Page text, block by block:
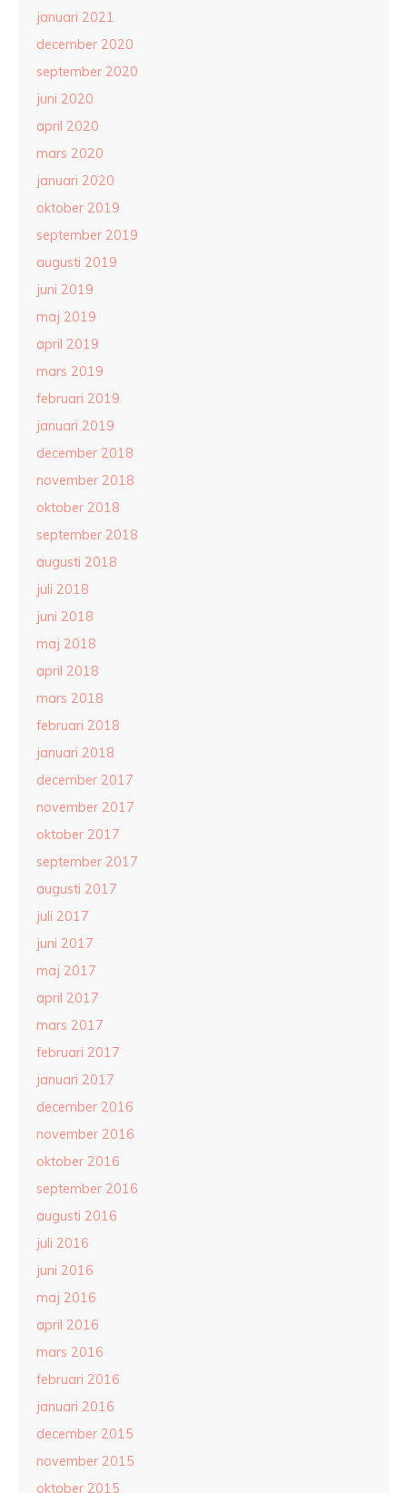
januari 2021
december 2020
september 2020
juni 2020
april 2020
mars 2020
januari 2020
oktober 2019
september 2019
augusti 2019
juni 2019
maj 2019
april 2019
mars 2019
februari 2019
januari 2019
december 2018
november 2018
oktober 2018
september 2018
augusti 2018
juli 2018
juni 2018
maj 2018
april 2018
mars 2018
februari 2018
januari 2018
december 2017
november 2017
oktober 2017
september 2017
augusti 2017
juli 2017
juni 2017
maj 2017
april 2017
mars 2017
februari 2017
januari 2017
december 2016
november 2016
oktober 2016
september 2016
augusti 2016
juli 2016
juni 2016
maj 2016
april 2016
mars 2016
februari 2016
januari 2016
december 2015
november 2015
oktober 2015